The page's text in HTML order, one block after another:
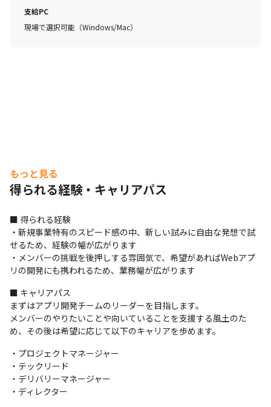
支給PC
現場で選択可能（Windows/Mac）
もっと見る
得られる経験・キャリアパス
■ 得られる経験
・新規事業特有のスピード感の中、新しい試みに自由な発想で試
せるため、経験の幅が広がります
・メンバーの挑戦を後押しする雰囲気で、希望があればWebアプ
リの開発にも携われるため、業務幅が広がります
■ キャリアパス
まずはアプリ開発チームのリーダーを目指します。
メンバーのやりたいことや向いていることを支援する風土のた
め、その後は希望に応じて以下のキャリアを歩めます。
・プロジェクトマネージャー
・テックリード
・デリバリーマネージャー
・ディレクター